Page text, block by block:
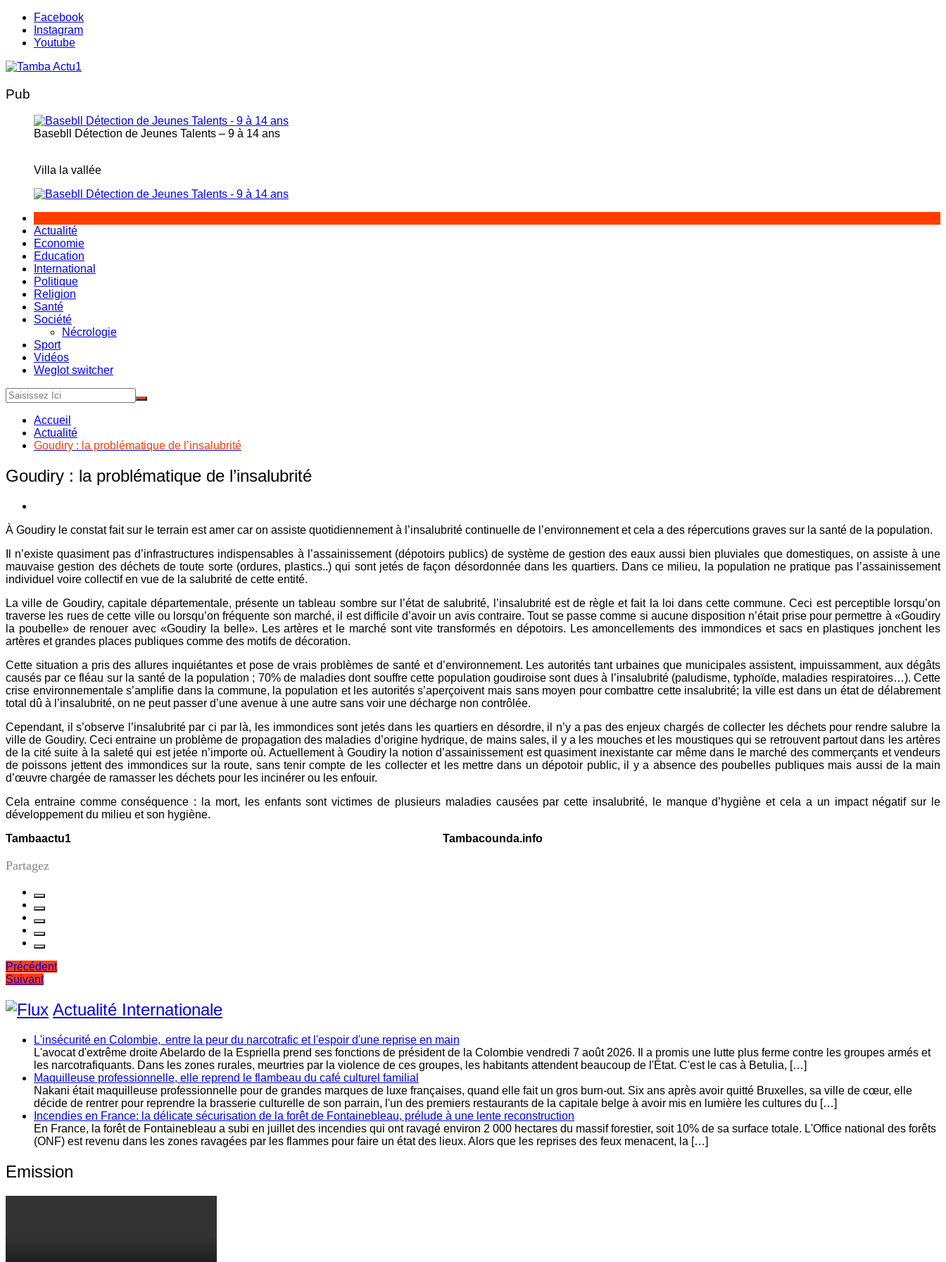
Aller
contenu
Facebook
Instagram
Youtube
Pub
Basebll Détection de Jeunes Talents – 9 à 14 ans
Villa la vallée
Actualité
Economie
Education
International
Politique
Religion
Santé
Société
Nécrologie
Sport
Vidéos
Weglot switcher
Accueil
Actualité
Goudiry : la problématique de l’insalubrité
Goudiry : la problématique de l’insalubrité
À Goudiry le constat fait sur le terrain est amer car on assiste quotidiennement à l’insalubrité continuelle de l’environnement et cela a des répercutions graves sur la santé de la population.
Il n’existe quasiment pas d’infrastructures indispensables à l’assainissement (dépotoirs publics) de système de gestion des eaux aussi bien pluviales que domestiques, on assiste à une
mauvaise gestion des déchets de toute sorte (ordures, plastics..) qui sont jetés de façon désordonnée dans les quartiers. Dans ce milieu, la population ne pratique pas l’assainissement
individuel voire collectif en vue de la salubrité de cette entité.
La ville de Goudiry, capitale départementale, présente un tableau sombre sur l’état de salubrité, l’insalubrité est de règle et fait la loi dans cette commune. Ceci est perceptible lorsqu’on
traverse les rues de cette ville ou lorsqu’on fréquente son marché, il est difficile d’avoir un avis contraire. Tout se passe comme si aucune disposition n’était prise pour permettre à «Goudiry
la poubelle» de renouer avec «Goudiry la belle». Les artères et le marché sont vite transformés en dépotoirs. Les amoncellements des immondices et sacs en plastiques jonchent les
artères et grandes places publiques comme des motifs de décoration.
Cette situation a pris des allures inquiétantes et pose de vrais problèmes de santé et d’environnement. Les autorités tant urbaines que municipales assistent, impuissamment, aux dégâts
causés par ce fléau sur la santé de la population ; 70% de maladies dont souffre cette population goudiroise sont dues à l’insalubrité (paludisme, typhoïde, maladies respiratoires…). Cette
crise environnementale s’amplifie dans la commune, la population et les autorités s’aperçoivent mais sans moyen pour combattre cette insalubrité; la ville est dans un état de délabrement
total dû à l’insalubrité, on ne peut passer d’une avenue à une autre sans voir une décharge non contrôlée.
Cependant, il s’observe l’insalubrité par ci par là, les immondices sont jetés dans les quartiers en désordre, il n’y a pas des enjeux chargés de collecter les déchets pour rendre salubre la
ville de Goudiry. Ceci entraine un problème de propagation des maladies d’origine hydrique, de mains sales, il y a les mouches et les moustiques qui se retrouvent partout dans les artères
de la cité suite à la saleté qui est jetée n’importe où. Actuellement à Goudiry la notion d’assainissement est quasiment inexistante car même dans le marché des commerçants et vendeurs
de poissons jettent des immondices sur la route, sans tenir compte de les collecter et les mettre dans un dépotoir public, il y a absence des poubelles publiques mais aussi de la main
d’œuvre chargée de ramasser les déchets pour les incinérer ou les enfouir.
Cela entraine comme conséquence : la mort, les enfants sont victimes de plusieurs maladies causées par cette insalubrité, le manque d’hygiène et cela a un impact négatif sur le
développement du milieu et son hygiène.
Tambaactu1 Tambacounda.info
Partagez
Navigation
de
l’article
Précédent
Suivant
Actualité Internationale
L'insécurité en Colombie, entre la peur du narcotrafic et l'espoir d'une reprise en main
L'avocat d'extrême droite Abelardo de la Espriella prend ses fonctions de président de la Colombie vendredi 7 août 2026. Il a promis une lutte plus ferme contre les groupes armés et
les narcotrafiquants. Dans les zones rurales, meurtries par la violence de ces groupes, les habitants attendent beaucoup de l'État. C'est le cas à Betulia, […]
Maquilleuse professionnelle, elle reprend le flambeau du café culturel familial
Nakani était maquilleuse professionnelle pour de grandes marques de luxe françaises, quand elle fait un gros burn-out. Six ans après avoir quitté Bruxelles, sa ville de cœur, elle
décide de rentrer pour reprendre la brasserie culturelle de son parrain, l'un des premiers restaurants de la capitale belge à avoir mis en lumière les cultures du […]
Incendies en France: la délicate sécurisation de la forêt de Fontainebleau, prélude à une lente reconstruction
En France, la forêt de Fontainebleau a subi en juillet des incendies qui ont ravagé environ 2 000 hectares du massif forestier, soit 10% de sa surface totale. L'Office national des forêts
(ONF) est revenu dans les zones ravagées par les flammes pour faire un état des lieux. Alors que les reprises des feux menacent, la […]
Emission